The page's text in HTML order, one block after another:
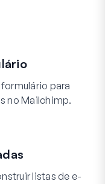
para
no Mailchimp.
listas de e-